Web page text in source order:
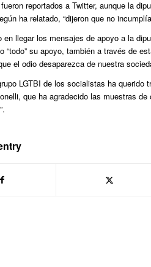
reportados a Twitter, aunque la
ha relatado, “dijeron que no
en llegar los mensajes de apoyo a la
“todo” su apoyo, también a través de
el odio desaparezca de nuestra
LGTBI de los socialistas ha querido
que ha agradecido las muestras